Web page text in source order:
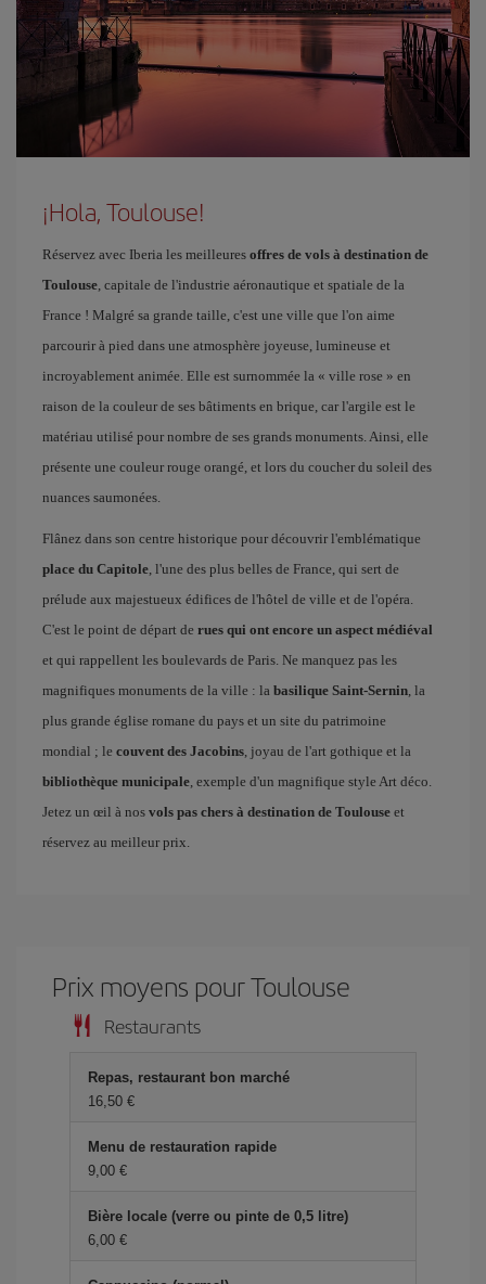
¡Hola, Toulouse!
Réservez avec Iberia les meilleures offres de vols à destination de
Toulouse, capitale de l'industrie aéronautique et spatiale de la
France ! Malgré sa grande taille, c'est une ville que l'on aime
parcourir à pied dans une atmosphère joyeuse, lumineuse et
incroyablement animée. Elle est surnommée la « ville rose » en
raison de la couleur de ses bâtiments en brique, car l'argile est le
matériau utilisé pour nombre de ses grands monuments. Ainsi, elle
présente une couleur rouge orangé, et lors du coucher du soleil des
nuances saumonées.
Flânez dans son centre historique pour découvrir l'emblématique
place du Capitole, l'une des plus belles de France, qui sert de
prélude aux majestueux édifices de l'hôtel de ville et de l'opéra.
C'est le point de départ de rues qui ont encore un aspect médiéval
et qui rappellent les boulevards de Paris. Ne manquez pas les
magnifiques monuments de la ville : la basilique Saint-Sernin, la
plus grande église romane du pays et un site du patrimoine
mondial ; le couvent des Jacobins, joyau de l'art gothique et la
bibliothèque municipale, exemple d'un magnifique style Art déco.
Jetez un œil à nos vols pas chers à destination de Toulouse et
réservez au meilleur prix.
Prix ​​moyens pour Toulouse
Restaurants
Repas, restaurant bon marché
16,50 €
Menu de restauration rapide
9,00 €
Bière locale (verre ou pinte de 0,5 litre)
6,00 €